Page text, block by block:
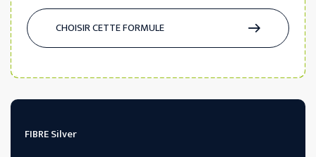
CHOISIR CETTE FORMULE
FIBRE Silver